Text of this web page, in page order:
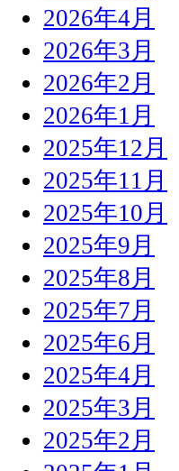
2026年4月
2026年3月
2026年2月
2026年1月
2025年12月
2025年11月
2025年10月
2025年9月
2025年8月
2025年7月
2025年6月
2025年4月
2025年3月
2025年2月